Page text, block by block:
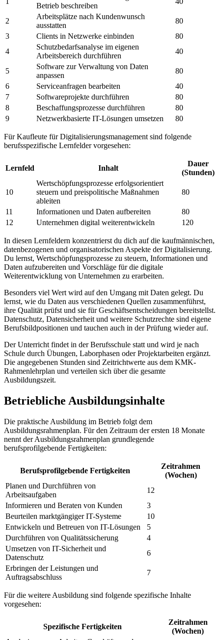
Betrieb beschreiben
2
Arbeitsplätze nach Kundenwunsch
ausstatten
80
3
Clients in Netzwerke einbinden
80
4
Schutzbedarfsanalyse im eigenen
Arbeitsbereich durchführen
40
5
Software zur Verwaltung von Daten
anpassen
80
6
Serviceanfragen bearbeiten
40
7
Softwareprojekte durchführen
80
8
Beschaffungsprozesse durchführen
80
9
Netzwerkbasierte IT-Lösungen umsetzen 80
Für Kaufleute für Digitalisierungsmanagement sind folgende
berufsspezifische Lernfelder vorgesehen:
Lernfeld Inhalt
Dauer
(Stunden)
10
Wertschöpfungsprozesse erfolgsorientiert
steuern und preispolitische Maßnahmen
ableiten
80
11 Informationen und Daten aufbereiten
80
12
Unternehmen digital weiterentwickeln 120
In diesen Lernfeldern konzentrierst du dich auf die kaufmännischen,
datenbezogenen und organisatorischen Aspekte der Digitalisierung.
Du lernst, Wertschöpfungsprozesse zu steuern, Informationen und
Daten aufzubereiten und Vorschläge für die digitale
Weiterentwicklung von Unternehmen zu erarbeiten.
Besonders viel Wert wird auf den Umgang mit Daten gelegt. Du
lernst, wie du Daten aus verschiedenen Quellen zusammenführst,
ihre Qualität prüfst und sie für Geschäftsentscheidungen bereitstellst.
Datenschutz, Datensicherheit und weitere Schutzrechte sind eigene
Berufsbildpositionen und tauchen auch in der Prüfung wieder auf.
Der Unterricht findet in der Berufsschule statt und wird je nach
Schule durch Übungen, Laborphasen oder Projektarbeiten ergänzt.
Die angegebenen Stunden sind Zeitrichtwerte aus dem KMK-
Rahmenlehrplan und verteilen sich über die gesamte
Ausbildungszeit.
Betriebliche Ausbildungsinhalte
Die praktische Ausbildung im Betrieb folgt dem
Ausbildungsrahmenplan. Für den Zeitraum der ersten 18 Monate
nennt der Ausbildungsrahmenplan grundlegende
berufsprofilgebende Fertigkeiten:
Berufsprofilgebende Fertigkeiten
Zeitrahmen
(Wochen)
Planen und Durchführen von
Arbeitsaufgaben
12
Informieren und Beraten von Kunden
3
Beurteilen marktgängiger IT-Systeme
10
Entwickeln und Betreuen von IT-Lösungen
5
Durchführen von Qualitätssicherung
4
Umsetzen von IT-Sicherheit und
Datenschutz
6
Erbringen der Leistungen und
Auftragsabschluss
7
Für die weitere Ausbildung sind folgende spezifische Inhalte
vorgesehen:
Spezifische Fertigkeiten
Zeitrahmen
(Wochen)